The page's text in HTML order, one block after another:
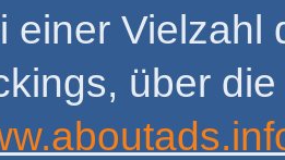
einer Vielzahl
über